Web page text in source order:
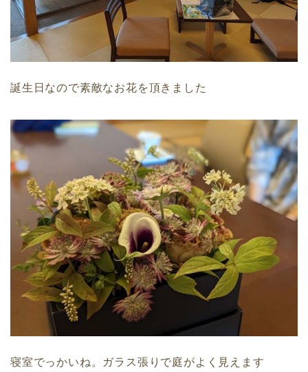
誕生日なので素敵なお花を頂きました
寝室でっかいね。ガラス張りで庭がよく見えます